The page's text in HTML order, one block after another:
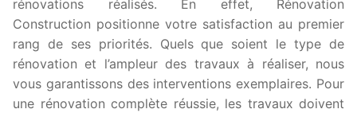
rénovations réalisés. En effet, Rénovation
Construction positionne votre satisfaction au premier
rang de ses priorités. Quels que soient le type de
rénovation et l’ampleur des travaux à réaliser, nous
vous garantissons des interventions exemplaires. Pour
une rénovation complète réussie, les travaux doivent